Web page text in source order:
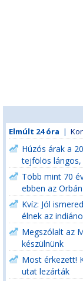
Elmúlt 24 óra |
Húzós árak a
tejfölös lángos,
Több mint 70
ebben az
Kvíz: Jól
élnek az
Megszólalt az
készülnünk
Most érkezett!
utat lezárták